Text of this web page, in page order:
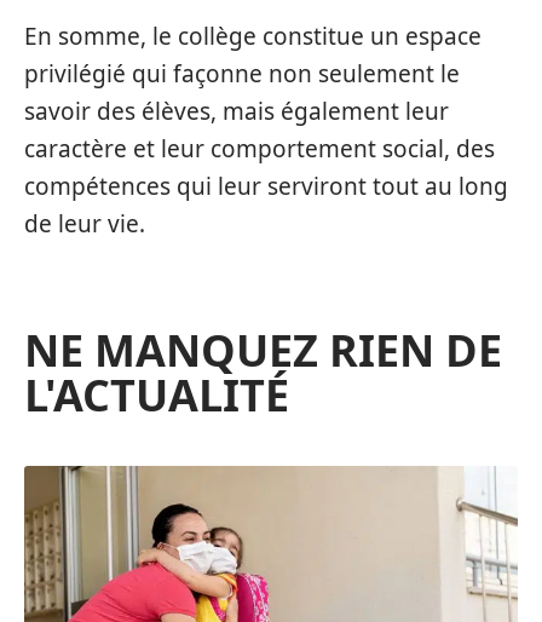
En somme, le collège constitue un espace
privilégié qui façonne non seulement le
savoir des élèves, mais également leur
caractère et leur comportement social, des
compétences qui leur serviront tout au long
de leur vie.
NE MANQUEZ RIEN DE
L'ACTUALITÉ